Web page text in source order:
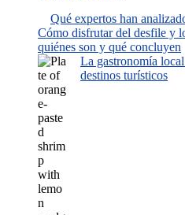
Qué expertos han
Cómo disfrutar del desfile y
quiénes son y qué concluyen
La gastronomía
destinos turísticos